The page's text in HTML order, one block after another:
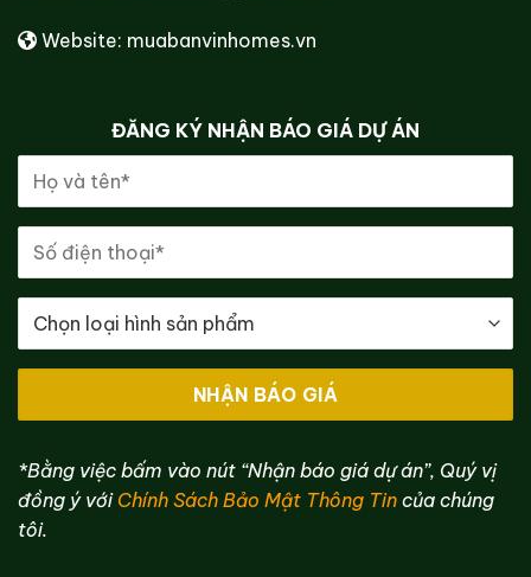
Website: muabanvinhomes.vn
ĐĂNG KÝ NHẬN BÁO GIÁ DỰ ÁN
*Bằng việc bấm vào nút “Nhận báo giá dự án”, Quý vị
đồng ý với Chính Sách Bảo Mật Thông Tin của chúng
tôi.